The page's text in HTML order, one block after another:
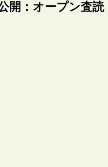
開：オープン査読